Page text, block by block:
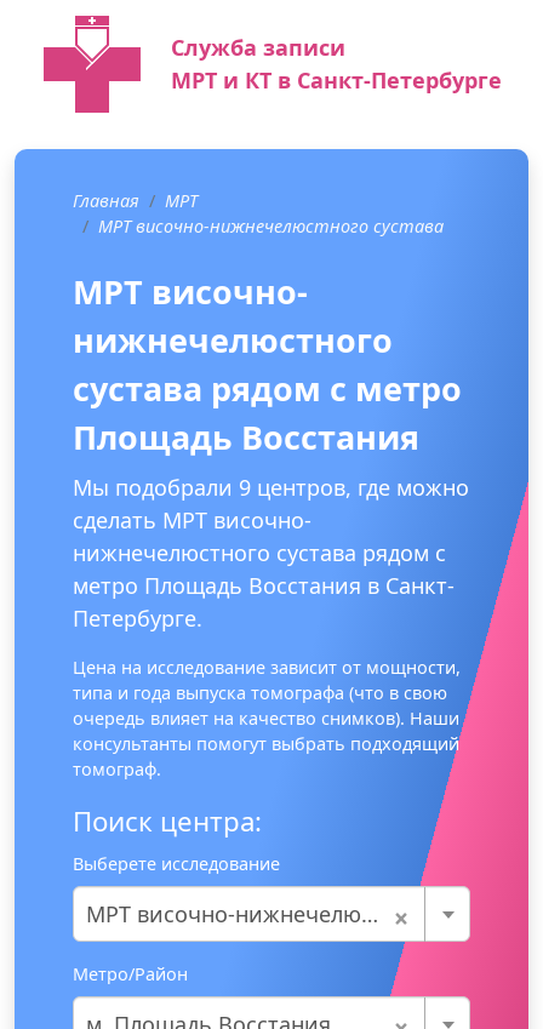
Служба записи
МРТ и КТ в Санкт-Петербурге
Главная
МРТ
МРТ височно-нижнечелюстного сустава
МРТ височно-
нижнечелюстного
сустава рядом с метро
Площадь Восстания
Мы подобрали 9 центров, где можно
сделать МРТ височно-
нижнечелюстного сустава рядом с
метро Площадь Восстания в Санкт-
Петербурге.
Цена на исследование зависит от мощности,
типа и года выпуска томографа (что в свою
очередь влияет на качество снимков). Наши
консультанты помогут выбрать подходящий
томограф.
Поиск центра:
Выберете исследование
×
МРТ височно-нижнечелюстного сустава
Метро/Район